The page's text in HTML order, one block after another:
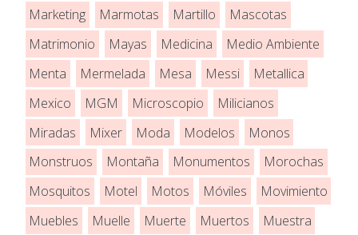
Marketing
Marmotas Martillo
Mascotas
Matrimonio
Mayas Medicina
Medio Ambiente
Menta
Mermelada Mesa Messi
Metallica
Mexico
MGM Microscopio
Milicianos
Miradas
Mixer Moda Modelos
Monos
Monstruos
Montaña Monumentos
Morochas
Mosquitos
Motel Motos Móviles
Movimiento
Muebles
Muelle Muerte Muertos
Muestra